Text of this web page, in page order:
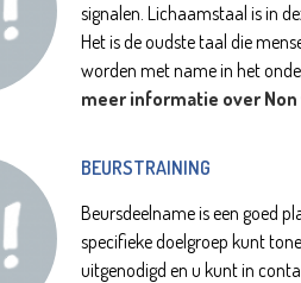
signalen. Lichaamstaal is in
Het is de oudste taal die
worden met name in het
meer informatie over
BEURSTRAINING
Beursdeelname is een goed
specifieke doelgroep kunt
uitgenodigd en u kunt in